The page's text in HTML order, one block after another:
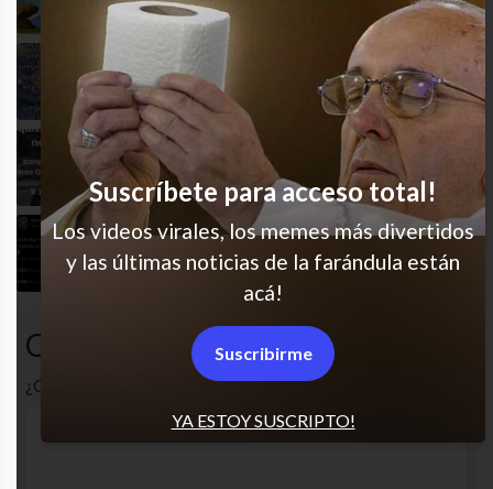
Detallito menor
Detalles
Lógica infalible
Comentarios
¿Cuál es tu opinión? Comenta!
YA ESTOY SUSCRIPTO!
Suscríbete para acceso total!
Los videos virales, los memes más divertidos
y las últimas noticias de la farándula están
acá!
Suscribirme